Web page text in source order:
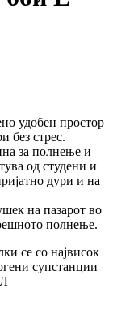
удобен простор
без стрес.
за полнење и
од студени и
дури и на
на пазарот во
полнење.
се со највисок
супстанции